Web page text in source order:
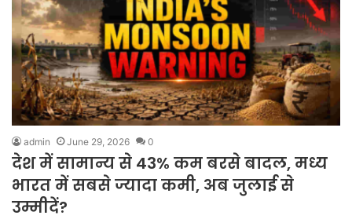
admin June 29, 2026 0
देश में सामान्य से 43% कम बरसे बादल, मध्य
भारत में सबसे ज्यादा कमी, अब जुलाई से
उम्मीदें?